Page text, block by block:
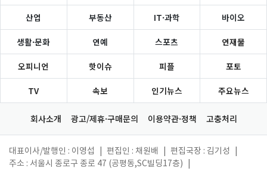
산업 부동산 IT·과학 바이오
생활·문화 연예 스포츠 연재물
오피니언 핫이슈 피플 포토
TV 속보 인기뉴스 주요뉴스
회사소개 광고/제휴·구매문의 이용약관·정책 고충처리
대표이사/발행인 : 이영섭 편집인 : 채원배 편집국장 : 김기성
주소 : 서울시 종로구 종로 47 (공평동,SC빌딩17층)